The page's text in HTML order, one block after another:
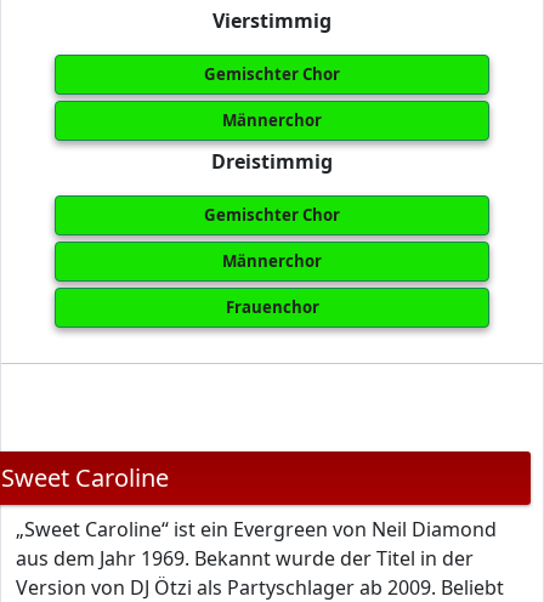
Vierstimmig
Gemischter Chor
Männerchor
Dreistimmig
Gemischter Chor
Männerchor
Frauenchor
Sweet Caroline
„Sweet Caroline“ ist ein Evergreen von Neil Diamond
aus dem Jahr 1969. Bekannt wurde der Titel in der
Version von DJ Ötzi als Partyschlager ab 2009. Beliebt